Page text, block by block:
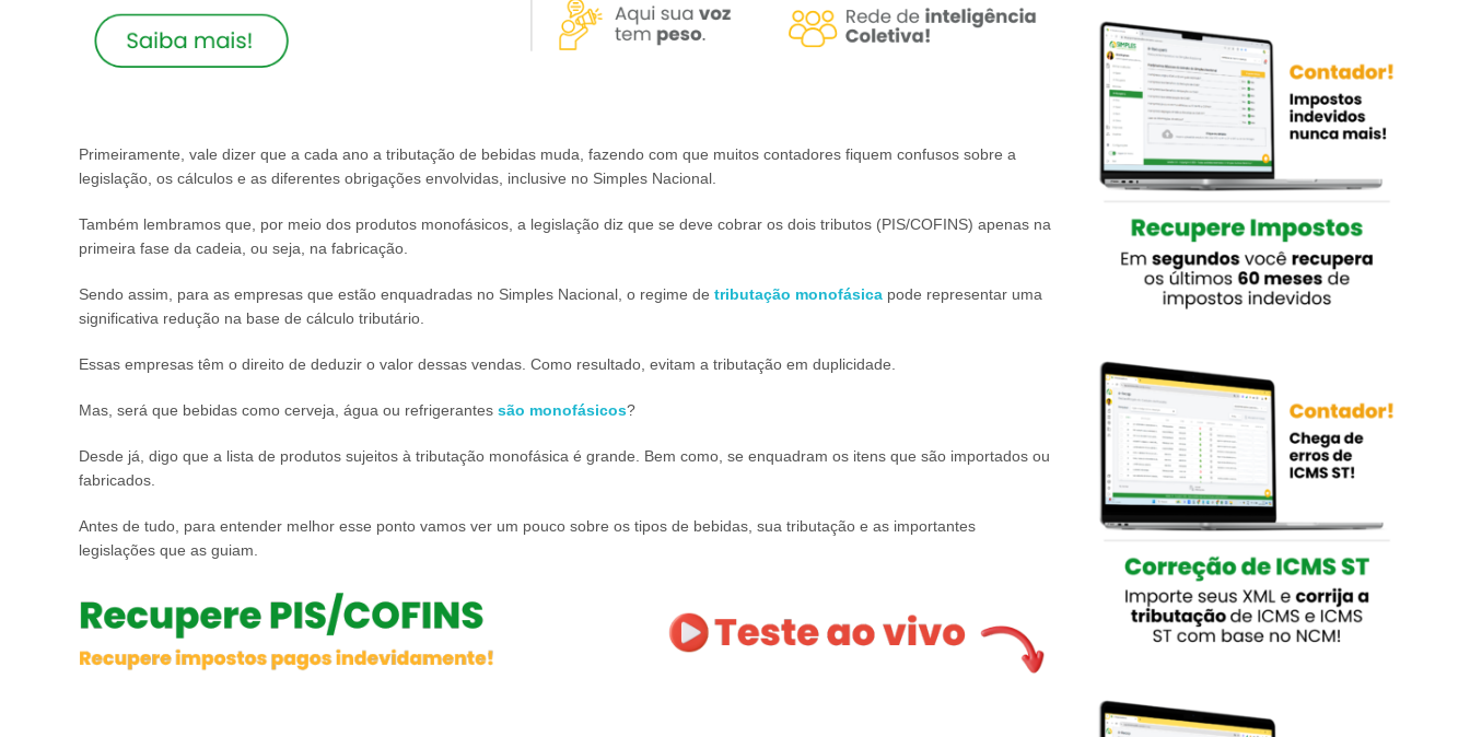
Primeiramente, vale dizer que a cada ano a tributação de bebidas muda, fazendo com que muitos contadores fiquem confusos sobre a
legislação, os cálculos e as diferentes obrigações envolvidas, inclusive no Simples Nacional.
Também lembramos que, por meio dos produtos monofásicos, a legislação diz que se deve cobrar os dois tributos (PIS/COFINS) apenas na
primeira fase da cadeia, ou seja, na fabricação.
Sendo assim, para as empresas que estão enquadradas no Simples Nacional, o regime de tributação monofásica pode representar uma
significativa redução na base de cálculo tributário.
Essas empresas têm o direito de deduzir o valor dessas vendas. Como resultado, evitam a tributação em duplicidade.
Mas, será que bebidas como cerveja, água ou refrigerantes são monofásicos?
Desde já, digo que a lista de produtos sujeitos à tributação monofásica é grande. Bem como, se enquadram os itens que são importados ou
fabricados.
Antes de tudo, para entender melhor esse ponto vamos ver um pouco sobre os tipos de bebidas, sua tributação e as importantes
legislações que as guiam.